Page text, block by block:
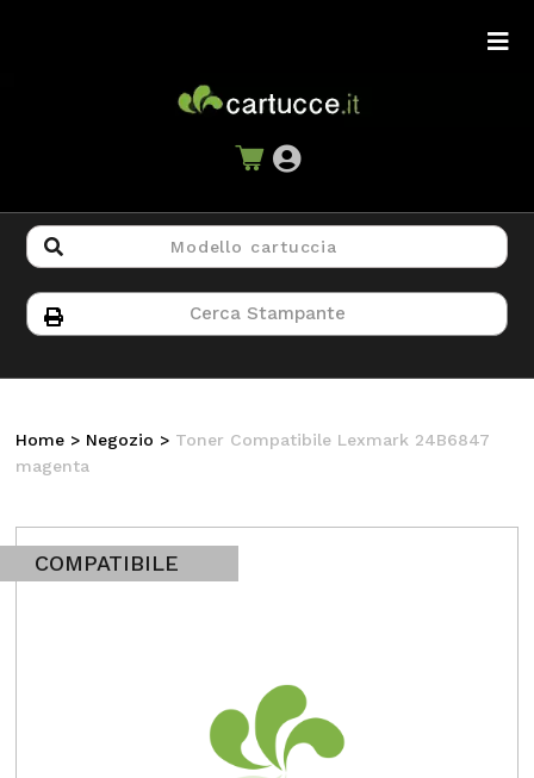
Home > Negozio > Toner Compatibile Lexmark 24B6847
magenta
COMPATIBILE